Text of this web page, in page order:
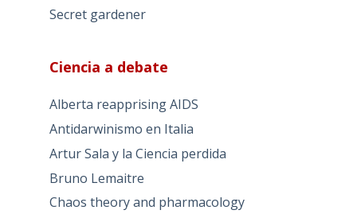
Secret gardener
Ciencia a debate
Alberta reapprising AIDS
Antidarwinismo en Italia
Artur Sala y la Ciencia perdida
Bruno Lemaitre
Chaos theory and pharmacology